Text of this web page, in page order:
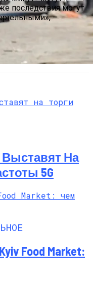
последствия могут
–
Выставят На
5G
Food Market: